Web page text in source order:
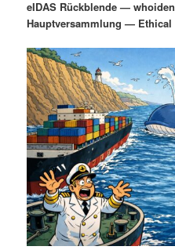
m
ä
r
e
n
I
n
u
n
d
ä
r
e
n
s
n
a
v
i
g
a
t
i
o
n
eIDAS Rückblende —
Hauptversammlung —